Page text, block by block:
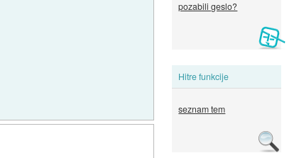
pozabili geslo?
Hitre funkcije
seznam tem